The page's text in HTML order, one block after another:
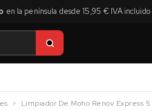
en la península desde 15,95 € IVA
Limpiador De Moho Renov Express 5